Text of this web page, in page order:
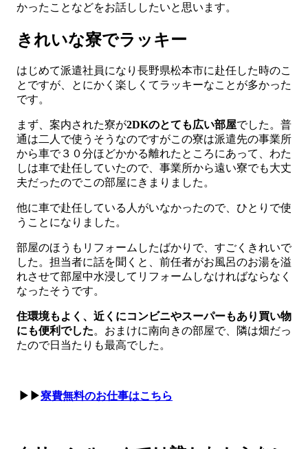
かったことなどをお話ししたいと思います。
きれいな寮でラッキー
はじめて派遣社員になり長野県松本市に赴任した時のこ
とですが、とにかく楽しくてラッキーなことが多かった
です。
まず、案内された寮が2DKのとても広い部屋でした。普
通は二人で使うそうなのですがこの寮は派遣先の事業所
から車で３０分ほどかかる離れたところにあって、わた
しは車で赴任していたので、事業所から遠い寮でも大丈
夫だったのでこの部屋にきまりました。
他に車で赴任している人がいなかったので、ひとりで使
うことになりました。
部屋のほうもリフォームしたばかりで、すごくきれいで
した。担当者に話を聞くと、前任者がお風呂のお湯を溢
れさせて部屋中水浸してリフォームしなければならなく
なったそうです。
住環境もよく、近くにコンビニやスーパーもあり買い物
にも便利でした。おまけに南向きの部屋で、隣は畑だっ
たので日当たりも最高でした。
▶▶寮費無料のお仕事はこちら